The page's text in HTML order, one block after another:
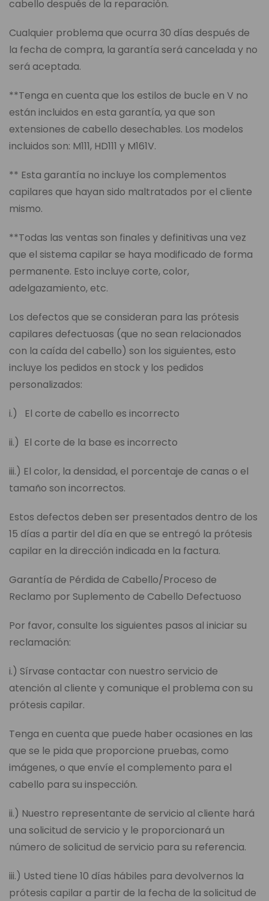
cabello después de la reparación.
Cualquier problema que ocurra 30 días después de
la fecha de compra, la garantía será cancelada y no
será aceptada.
**Tenga en cuenta que los estilos de bucle en V no
están incluidos en esta garantía, ya que son
extensiones de cabello desechables. Los modelos
incluidos son: M111, HD111 y M161V.
** Esta garantía no incluye los complementos
capilares que hayan sido maltratados por el cliente
mismo.
**Todas las ventas son finales y definitivas una vez
que el sistema capilar se haya modificado de forma
permanente. Esto incluye corte, color,
adelgazamiento, etc.
Los defectos que se consideran para las prótesis
capilares defectuosas (que no sean relacionados
con la caída del cabello) son los siguientes, esto
incluye los pedidos en stock y los pedidos
personalizados:
i.) El corte de cabello es incorrecto
ii.) El corte de la base es incorrecto
iii.) El color, la densidad, el porcentaje de canas o el
tamaño son incorrectos.
Estos defectos deben ser presentados dentro de los
15 días a partir del día en que se entregó la prótesis
capilar en la dirección indicada en la factura.
Garantía de Pérdida de Cabello/Proceso de
Reclamo por Suplemento de Cabello Defectuoso
Por favor, consulte los siguientes pasos al iniciar su
reclamación:
i.) Sírvase contactar con nuestro servicio de
atención al cliente y comunique el problema con su
prótesis capilar.
Tenga en cuenta que puede haber ocasiones en las
que se le pida que proporcione pruebas, como
imágenes, o que envíe el complemento para el
cabello para su inspección.
ii.) Nuestro representante de servicio al cliente hará
una solicitud de servicio y le proporcionará un
número de solicitud de servicio para su referencia.
iii.) Usted tiene 10 días hábiles para devolvernos la
prótesis capilar a partir de la fecha de la solicitud de